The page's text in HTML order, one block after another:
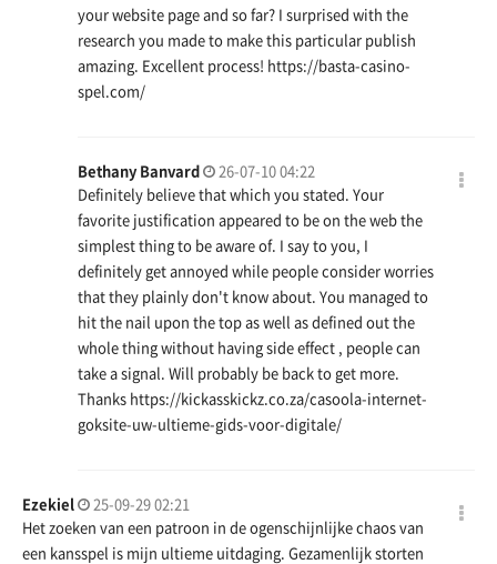
your website page and so far? I surprised with the
research you made to make this particular publish
amazing. Excellent process! https://basta-casino-
spel.com/
Bethany Banvard
26-07-10 04:22
Definitely believe that which you stated. Your
favorite justification appeared to be on the web the
simplest thing to be aware of. I say to you, I
definitely get annoyed while people consider worries
that they plainly don't know about. You managed to
hit the nail upon the top as well as defined out the
whole thing without having side effect , people can
take a signal. Will probably be back to get more.
Thanks https://kickasskickz.co.za/casoola-internet-
goksite-uw-ultieme-gids-voor-digitale/
Ezekiel
25-09-29 02:21
Het zoeken van een patroon in de ogenschijnlijke chaos van
een kansspel is mijn ultieme uitdaging. Gezamenlijk storten